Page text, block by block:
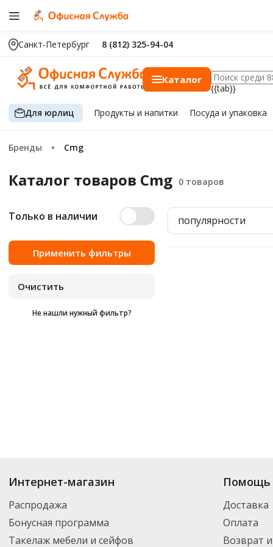
Санкт-Петербург 8 (812) 325-94-04
Каталог
{{tab}}
Для юрлиц Продуктыи напитки Посуда и упаковка
Бренды Cmg
Каталог товаров Cmg
Только в наличии
Не нашли нужный фильтр?
популярности
Купить
. В ассортименте интернет-магазина
товар и добавить его в корзину для дальнейшего оформления
компанией DPD. Для постоянных клиентов - скидка, минимальный
Интернет-магазин
Распродажа
Бонусная программа
Такелаж мебели и сейфов
Помощь
Доставка
Оплата
Возврат